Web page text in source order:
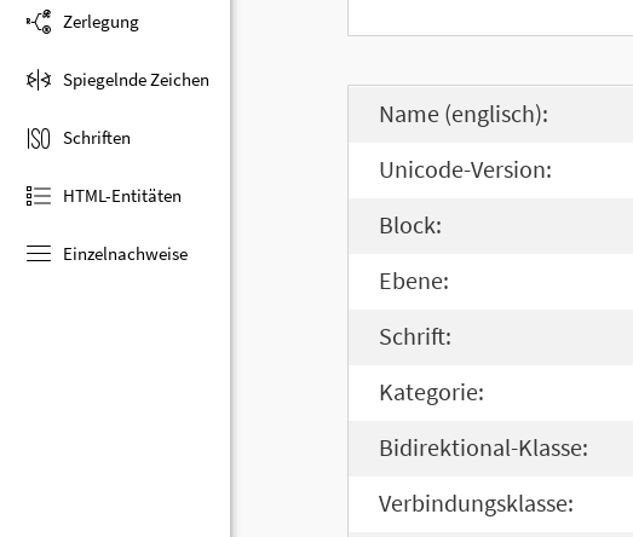
Zerlegung
Spiegelnde Zeichen
Schriften
HTML-Entitäten
Einzelnachweise
Name (englisch):
Unicode-Version:
Block:
Ebene:
Schrift:
Kategorie:
Bidirektional-Klasse:
Verbindungsklasse: